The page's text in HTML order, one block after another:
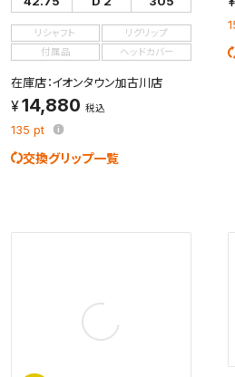
リシャフト
リグリップ
付属品
ヘッドカバー
在庫店：イオンタウン加古川店
14,880 税込
135 pt
交換グリップ一覧
せん。
ジの「保存検索条件一覧」から画面を表
保存する
キャンセル